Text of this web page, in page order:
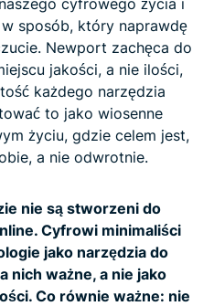
sposób, który naprawdę
Newport zachęca do
jakości, a nie ilości,
każdego narzędzia
to jako wiosenne
życiu, gdzie celem jest,
a nie odwrotnie.
nie są stworzeni do
Cyfrowi minimaliści
jako narzędzia do
nich ważne, a nie jako
Co równie ważne: nie